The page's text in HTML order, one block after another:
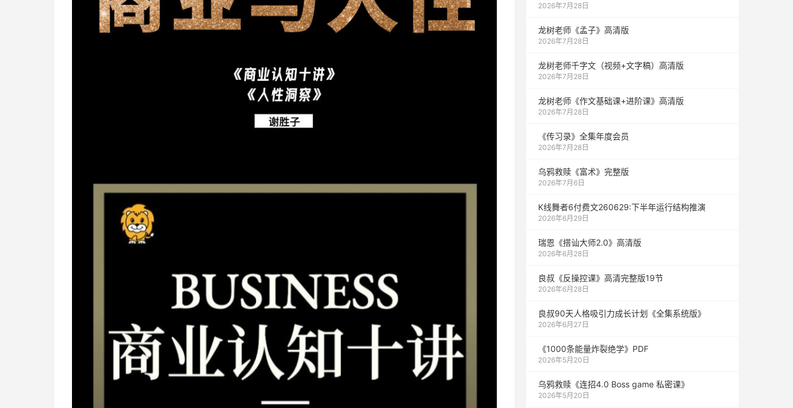
2026年7月28日
龙树老师《孟子》高清版
2026年7月28日
龙树老师千字文（视频+文字稿）高清版
2026年7月28日
龙树老师《作文基础课+进阶课》高清版
2026年7月28日
《传习录》全集年度会员
2026年7月28日
乌鸦救赎《富术》完整版
2026年7月6日
K线舞者6付费文260629:下半年运行结构推演
2026年6月29日
瑞恩《搭讪大师2.0》高清版
2026年6月28日
良叔《反操控课》高清完整版19节
2026年6月28日
良叔90天人格吸引力成长计划《全集系统版》
2026年6月27日
《1000‮能条‬‎量‮裂炸‬‎绝学》PDF
2026年5月20日
乌鸦救赎《连招4.0 Boss game 私密课》
2026年5月20日